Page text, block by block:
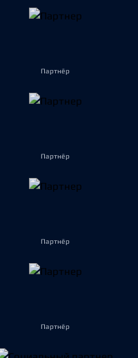
Партнёр
Партнёр
Партнёр
Партнёр